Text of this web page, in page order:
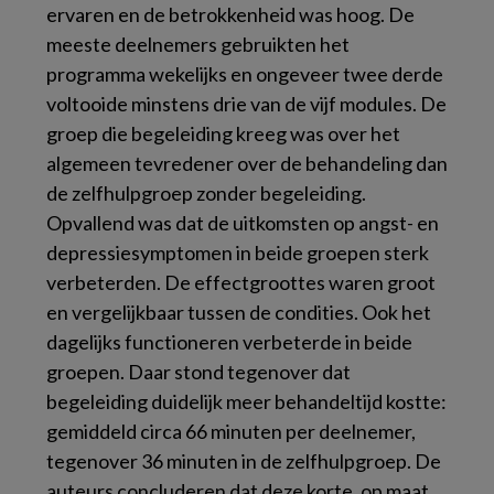
ervaren en de betrokkenheid was hoog. De
meeste deelnemers gebruikten het
programma wekelijks en ongeveer twee derde
voltooide minstens drie van de vijf modules. De
groep die begeleiding kreeg was over het
algemeen tevredener over de behandeling dan
de zelfhulpgroep zonder begeleiding.
Opvallend was dat de uitkomsten op angst- en
depressiesymptomen in beide groepen sterk
verbeterden. De effectgroottes waren groot
en vergelijkbaar tussen de condities. Ook het
dagelijks functioneren verbeterde in beide
groepen. Daar stond tegenover dat
begeleiding duidelijk meer behandeltijd kostte:
gemiddeld circa 66 minuten per deelnemer,
tegenover 36 minuten in de zelfhulpgroep. De